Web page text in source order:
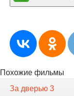
Похожие фильмы
За дверью 3